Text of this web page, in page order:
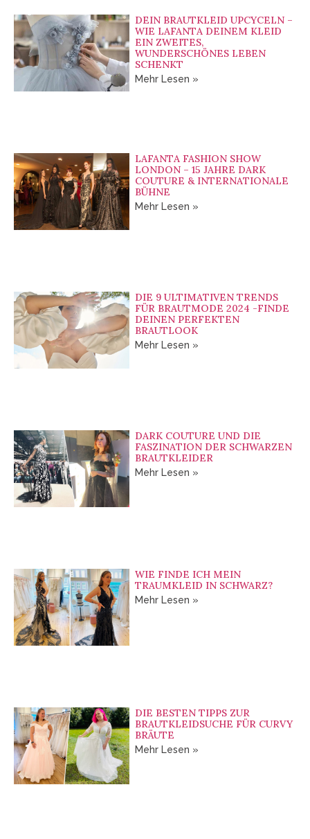
DEIN BRAUTKLEID UPCYCELN –
WIE LAFANTA DEINEM KLEID
EIN ZWEITES,
WUNDERSCHÖNES LEBEN
SCHENKT
Mehr Lesen »
LAFANTA FASHION SHOW
LONDON – 15 JAHRE DARK
COUTURE & INTERNATIONALE
BÜHNE
Mehr Lesen »
DIE 9 ULTIMATIVEN TRENDS
FÜR BRAUTMODE 2024 -FINDE
DEINEN PERFEKTEN
BRAUTLOOK
Mehr Lesen »
DARK COUTURE UND DIE
FASZINATION DER SCHWARZEN
BRAUTKLEIDER
Mehr Lesen »
WIE FINDE ICH MEIN
TRAUMKLEID IN SCHWARZ?
Mehr Lesen »
DIE BESTEN TIPPS ZUR
BRAUTKLEIDSUCHE FÜR CURVY
BRÄUTE
Mehr Lesen »